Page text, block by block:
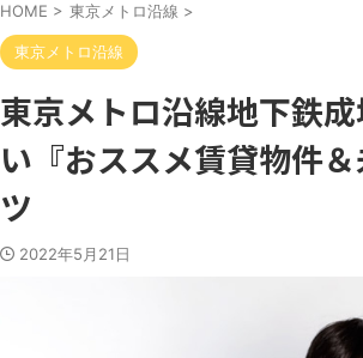
HOME > 東京メトロ沿線 >
東京メトロ沿線
東京メトロ沿線地下鉄
い『おススメ賃貸物件
ツ
2022年5月21日